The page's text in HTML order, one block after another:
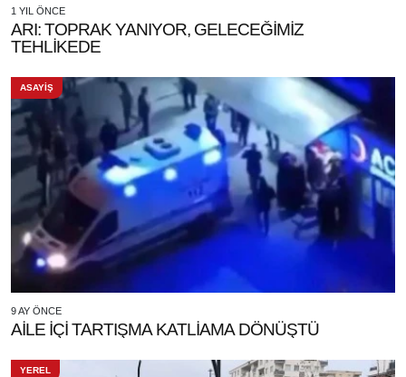
1 YIL ÖNCE
ARI: TOPRAK YANIYOR, GELECEĞİMİZ
TEHLİKEDE
ASAYİŞ
9 AY ÖNCE
AİLE İÇİ TARTIŞMA KATLİAMA DÖNÜŞTÜ
YEREL